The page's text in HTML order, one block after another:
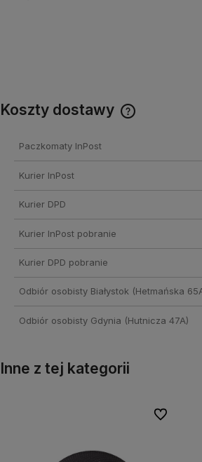
Koszty dostawy
Paczkomaty InPost
Kurier InPost
Kurier DPD
Kurier InPost pobranie
Kurier DPD pobranie
Odbiór osobisty Białystok(Hetmańska
Odbiór osobisty Gdynia (Hutnicza 47A)
Inne z tej kategorii
Do
Do